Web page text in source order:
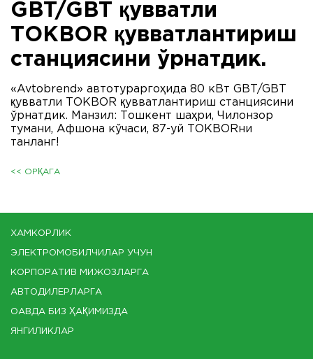
GBT/GBT қувватли
ТОКBOR қувватлантириш
станциясини ўрнатдик.
«Avtobrend» автотураргоҳида 80 кВт GBT/GBT
қувватли ТОКBOR қувватлантириш станциясини
ўрнатдик. Манзил: Тошкент шаҳри, Чилонзор
тумани, Aфшона кўчаси, 87-уй ТОКBORни
танланг!
<< ОРҚАГА
ХАМКОРЛИК
ЭЛЕКТРОМОБИЛЧИЛАР УЧУН
КОРПОРАТИВ МИЖОЗЛАРГА
АВТОДИЛЕРЛАРГА
ОАВДА БИЗ ҲАҚИМИЗДА
ЯНГИЛИКЛАР